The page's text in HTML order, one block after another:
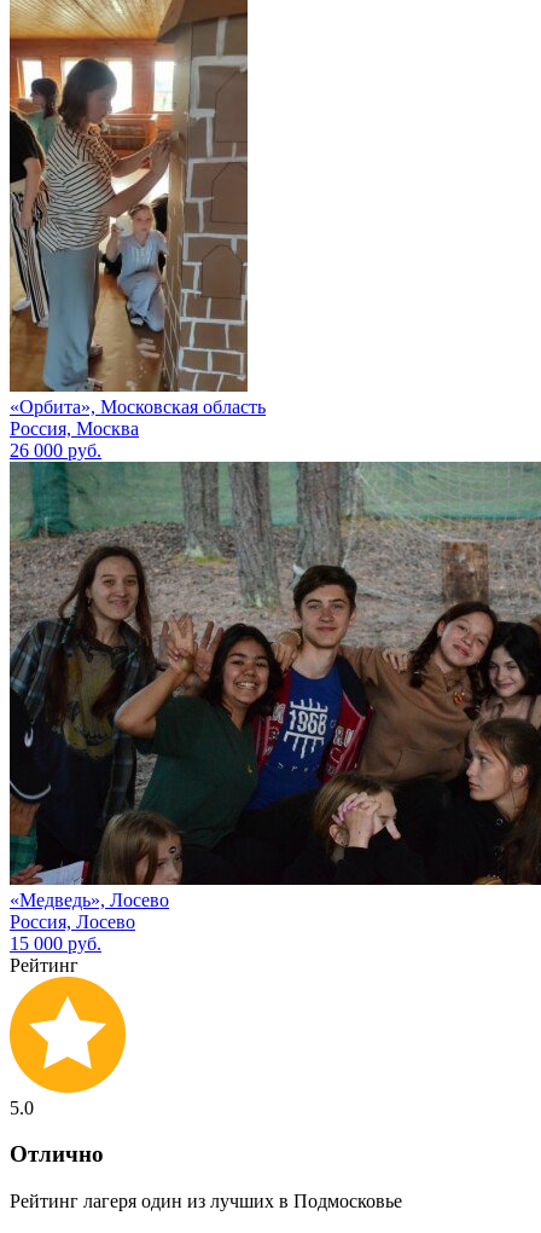
«Орбита», Московская область
Россия, Москва
26 000 руб.
«Медведь», Лосево
Россия, Лосево
15 000 руб.
Рейтинг
5.0
Отлично
Рейтинг лагеря один из лучших в Подмосковье